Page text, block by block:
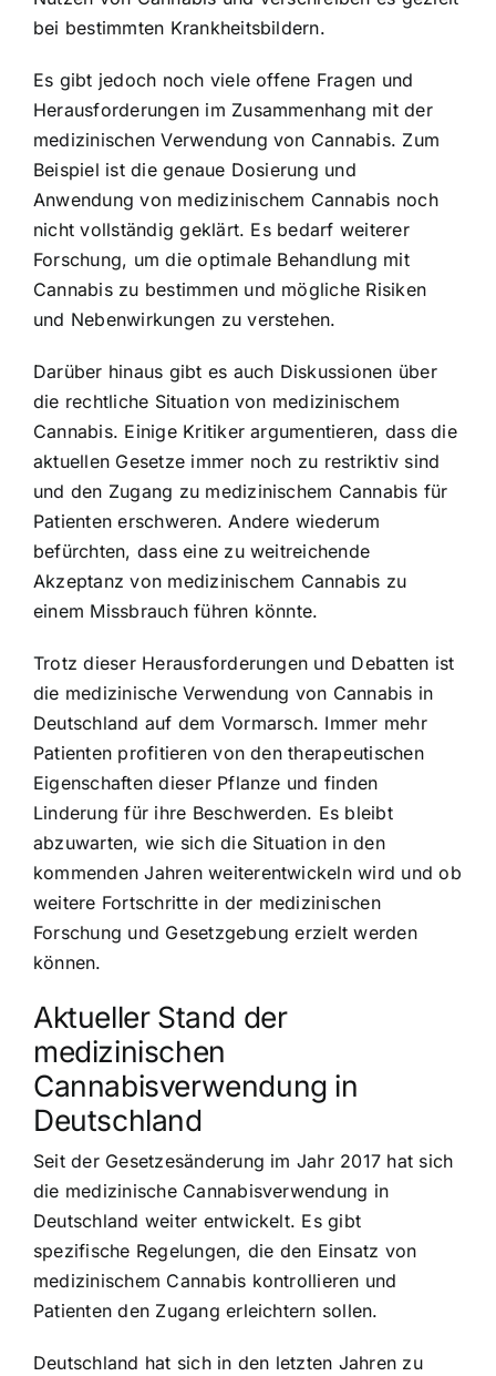
bei bestimmten Krankheitsbildern.
Es gibt jedoch noch viele offene Fragen und
Herausforderungen im Zusammenhang mit der
medizinischen Verwendung von Cannabis. Zum
Beispiel ist die genaue Dosierung und
Anwendung von medizinischem Cannabis noch
nicht vollständig geklärt. Es bedarf weiterer
Forschung, um die optimale Behandlung mit
Cannabis zu bestimmen und mögliche Risiken
und Nebenwirkungen zu verstehen.
Darüber hinaus gibt es auch Diskussionen über
die rechtliche Situation von medizinischem
Cannabis. Einige Kritiker argumentieren, dass die
aktuellen Gesetze immer noch zu restriktiv sind
und den Zugang zu medizinischem Cannabis für
Patienten erschweren. Andere wiederum
befürchten, dass eine zu weitreichende
Akzeptanz von medizinischem Cannabis zu
einem Missbrauch führen könnte.
Trotz dieser Herausforderungen und Debatten ist
die medizinische Verwendung von Cannabis in
Deutschland auf dem Vormarsch. Immer mehr
Patienten profitieren von den therapeutischen
Eigenschaften dieser Pflanze und finden
Linderung für ihre Beschwerden. Es bleibt
abzuwarten, wie sich die Situation in den
kommenden Jahren weiterentwickeln wird und ob
weitere Fortschritte in der medizinischen
Forschung und Gesetzgebung erzielt werden
können.
Aktueller Stand der
medizinischen
Cannabisverwendung in
Deutschland
Seit der Gesetzesänderung im Jahr 2017 hat sich
die medizinische Cannabisverwendung in
Deutschland weiter entwickelt. Es gibt
spezifische Regelungen, die den Einsatz von
medizinischem Cannabis kontrollieren und
Patienten den Zugang erleichtern sollen.
Deutschland hat sich in den letzten Jahren zu